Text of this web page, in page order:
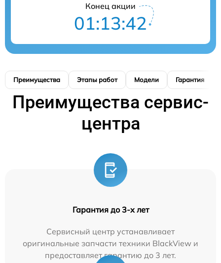
Конец акции
01:13:41
Преимущества Этапы работ Модели Гарантия
Преимущества сервис-
центра
Гарантия до 3-х лет
Сервисный центр устанавливает
оригинальные запчасти техники BlackView и
предоставляет гарантию до 3 лет.